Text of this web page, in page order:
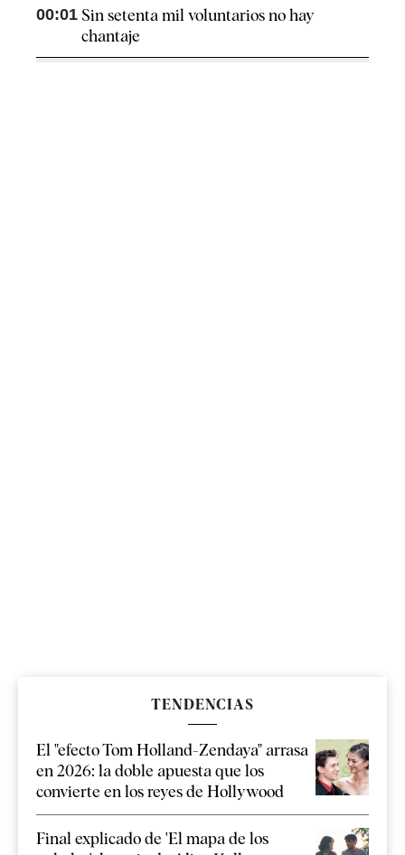
00:01 Sin setenta mil voluntarios no hay
chantaje
TENDENCIAS
El "efecto Tom Holland-Zendaya" arrasa
en 2026: la doble apuesta que los
convierte en los reyes de Hollywood
Final explicado de 'El mapa de los